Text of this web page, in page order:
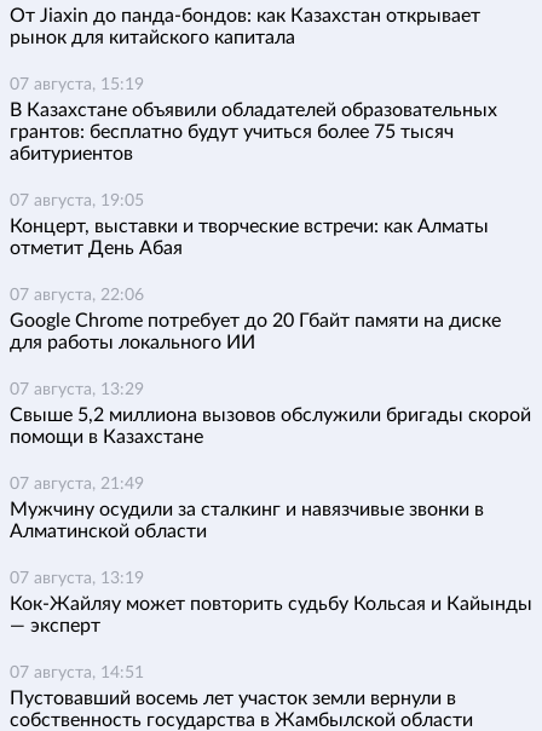
От Jiaxin до панда-бондов: как Казахстан открывает
рынок для китайского капитала
07 августа, 15:19
В Казахстане объявили обладателей образовательных
грантов: бесплатно будут учиться более 75 тысяч
абитуриентов
07 августа, 19:05
Концерт, выставки и творческие встречи: как Алматы
отметит День Абая
07 августа, 22:06
Google Chrome потребует до 20 Гбайт памяти на диске
для работы локального ИИ
07 августа, 13:29
Свыше 5,2 миллиона вызовов обслужили бригады скорой
помощи в Казахстане
07 августа, 21:49
Мужчину осудили за сталкинг и навязчивые звонки в
Алматинской области
07 августа, 13:19
Кок-Жайляу может повторить судьбу Кольсая и Кайынды
— эксперт
07 августа, 14:51
Пустовавший восемь лет участок земли вернули в
собственность государства в Жамбылской области